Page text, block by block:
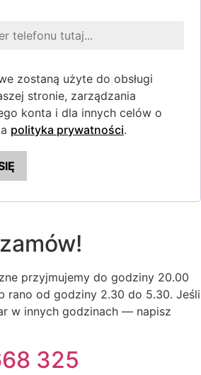
zostaną użyte do obsługi
stronie, zarządzania
konta i dla innych celów o
polityka prywatności.
przyjmujemy do godziny 20.00
rano od godziny 2.30 do 5.30. Jeśli
w innych godzinach — napisz
325